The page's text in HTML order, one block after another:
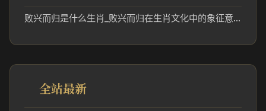
败兴而归是什么生肖_败兴而归在生肖文化中的象征意义
全站最新